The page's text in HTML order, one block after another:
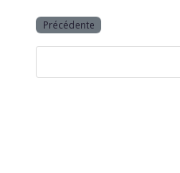
Précédente